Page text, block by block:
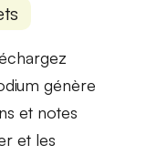
génère
et notes
et les